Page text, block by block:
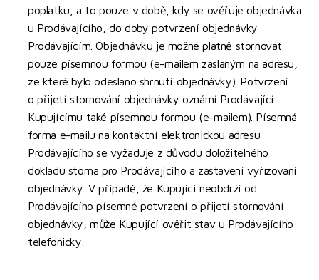
poplatku, a to pouze v době, kdy se ověřuje objednávka
u Prodávajícího, do doby potvrzení objednávky
Prodávajícím. Objednávku je možné platně stornovat
pouze písemnou formou (e-mailem zaslaným na adresu,
ze které bylo odesláno shrnutí objednávky). Potvrzení
o přijetí stornování objednávky oznámí Prodávající
Kupujícímu také písemnou formou (e-mailem). Písemná
forma e-mailu na kontaktní elektronickou adresu
Prodávajícího se vyžaduje z důvodu doložitelného
dokladu storna pro Prodávajícího a zastavení vyřizování
objednávky. V případě, že Kupující neobdrží od
Prodávajícího písemné potvrzení o přijetí stornování
objednávky, může Kupující ověřit stav u Prodávajícího
telefonicky.